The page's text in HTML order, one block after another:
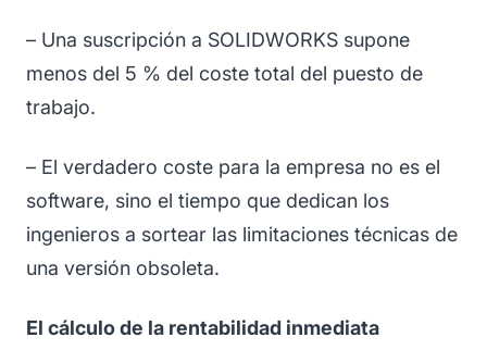
– Una suscripción a SOLIDWORKS supone
menos del 5 % del coste total del puesto de
trabajo.
– El verdadero coste para la empresa no es el
software, sino el tiempo que dedican los
ingenieros a sortear las limitaciones técnicas de
una versión obsoleta.
El cálculo de la rentabilidad inmediata